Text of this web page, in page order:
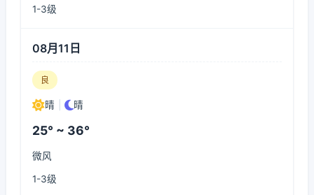
1-3级
08月11日
良
晴 晴
25° ~ 36°
微风
1-3级